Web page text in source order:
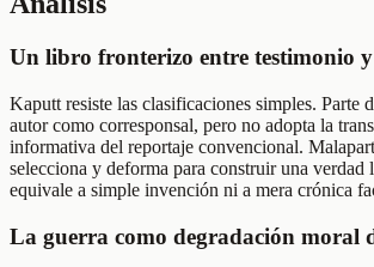
Un libro fronterizo entre testimonio
Kaputt resiste las clasificaciones simples. Parte
autor como corresponsal, pero no adopta la
informativa del reportaje convencional.
selecciona y deforma para construir una verdad
equivale a simple invención ni a mera crónica
La guerra como degradación moral